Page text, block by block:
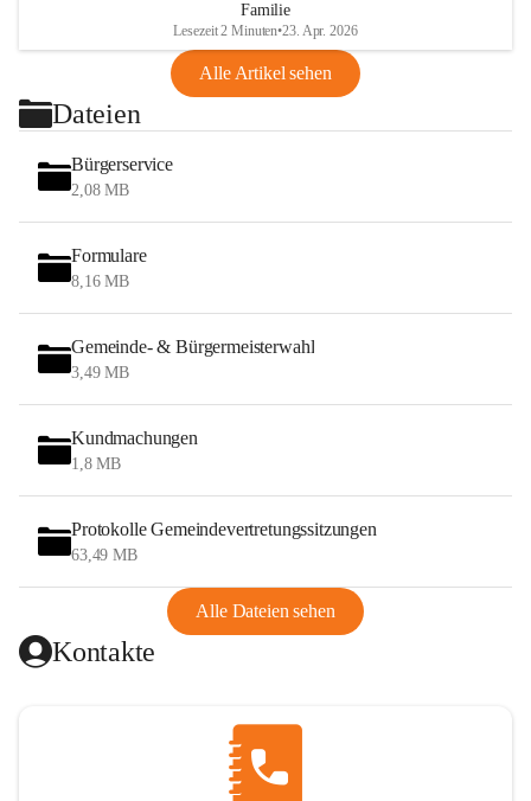
Familie
Lesezeit 2 Minuten•23. Apr. 2026
Alle Artikel sehen
Dateien
Bürgerservice
2,08 MB
Formulare
8,16 MB
Gemeinde- & Bürgermeisterwahl
3,49 MB
Kundmachungen
1,8 MB
Protokolle Gemeindevertretungssitzungen
63,49 MB
Alle Dateien sehen
Kontakte